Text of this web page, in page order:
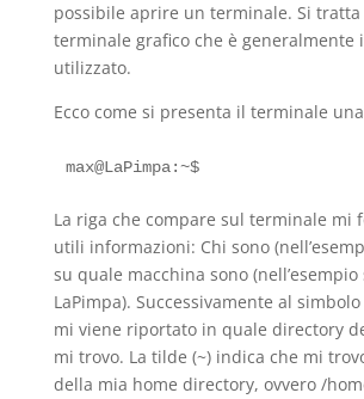
possibile aprire un terminale. Si
terminale grafico che è generalmente
utilizzato.
Ecco come si presenta il terminale
max@LaPimpa:~$
La riga che compare sul terminale mi
utili informazioni: Chi sono
su quale macchina sono (nell’esempio
LaPimpa). Successivamente al
mi viene riportato in quale directory
mi trovo. La tilde (~) indica che mi
della mia home directory, ovvero /